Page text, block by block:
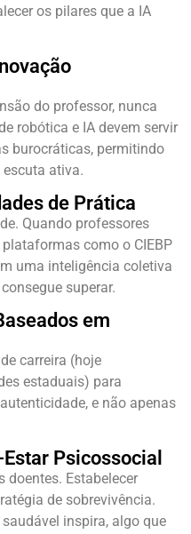
os pilares que a IA
do professor, nunca
robótica e IA devem servir
burocráticas, permitindo
ativa.
de Prática
Quando professores
como o CIEBP
uma inteligência coletiva
superar.
em
carreira (hoje
estaduais) para
e não apenas
Psicossocial
doentes. Estabelecer
de sobrevivência.
inspira, algo que